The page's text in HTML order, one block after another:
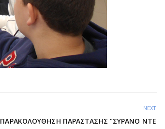
NEXT
ΠΑΡΑΚΟΛΟΎΘΗΣΗ ΠΑΡΆΣΤΑΣΗΣ “ΣΥΡΑΝΌ ΝΤΕ